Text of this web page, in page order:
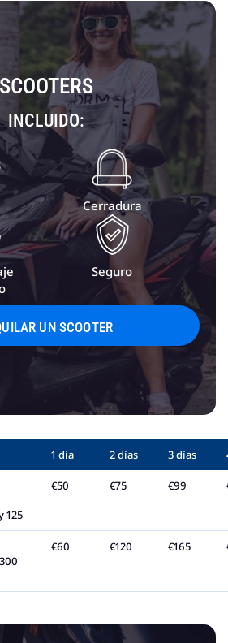
SCOOTERS
INCLUIDO:
Cerradura
Seguro
UN SCOOTER
125
1 día 2 días 3 días
€50 €75 €99
€60 €120 €165